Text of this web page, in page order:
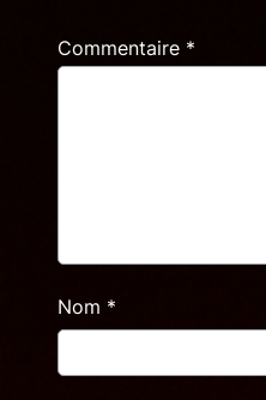
Commentaire *
Nom *